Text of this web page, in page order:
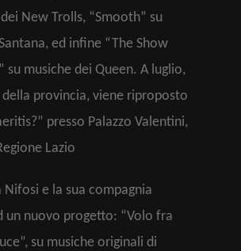
New Trolls, “Smooth” su
ed infine “The Show
su musiche dei Queen. A luglio,
della provincia, viene riproposto
presso Palazzo Valentini,
Lazio
Nifosi e la sua compagnia
un nuovo progetto: “Volo fra
su musiche originali di